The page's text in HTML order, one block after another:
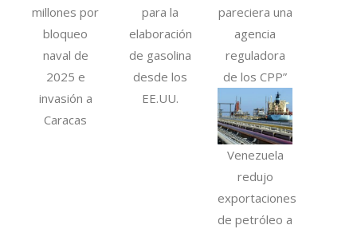
millones por
bloqueo
naval de
2025 e
invasión a
Caracas
para la
elaboración
de gasolina
desde los
EE.UU.
pareciera una
agencia
reguladora
de los CPP”
Venezuela
redujo
exportaciones
de petróleo a